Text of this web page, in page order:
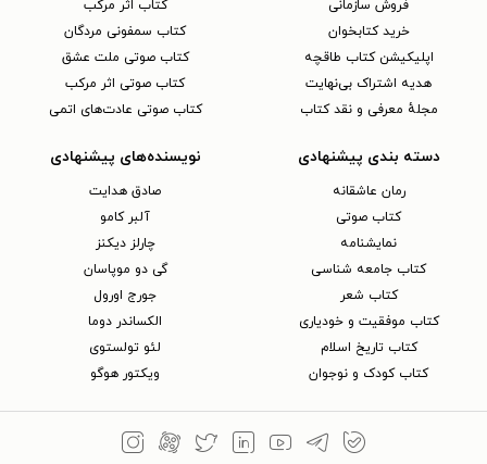
فروش سازمانی
خرید کتابخوان
اپلیکیشن کتاب طاقچه
هدیه اشتراک بی‌نهایت
مجلهٔ معرفی و نقد کتاب
کتاب اثر مرکب
کتاب سمفونی مردگان
کتاب صوتی ملت عشق
کتاب صوتی اثر مرکب
کتاب صوتی عادت‌های اتمی
دسته بندی پیشنهادی
رمان عاشقانه
کتاب‌ صوتی
نمایشنامه
کتاب جامعه شناسی
کتاب شعر
کتاب موفقیت و خودیاری
کتاب تاریخ اسلام
کتاب کودک و نوجوان
نویسنده‌های پیشنهادی
صادق هدایت
آلبر کامو
چارلز دیکنز
گی دو موپاسان
جورج اورول
الکساندر دوما
لئو تولستوی
ویکتور هوگو